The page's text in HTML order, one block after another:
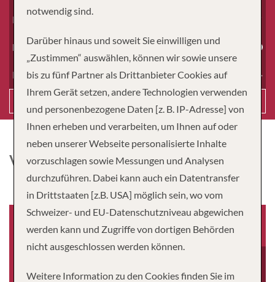
Kinder
Dauer
Reiseart
VENTURA
Baujahr
Besatzung
notwendig sind.
Darüber hinaus und soweit Sie einwilligen und
„Zustimmen“ auswählen, können wir sowie unsere
bis zu fünf Partner als Drittanbieter Cookies auf
Ihrem Gerät setzen, andere Technologien verwenden
und personenbezogene Daten [z. B. IP-Adresse] von
Ihnen erheben und verarbeiten, um Ihnen auf oder
neben unserer Webseite personalisierte Inhalte
vorzuschlagen sowie Messungen und Analysen
durchzuführen. Dabei kann auch ein Datentransfer
in Drittstaaten [z.B. USA] möglich sein, wo vom
Schweizer- und EU-Datenschutzniveau abgewichen
werden kann und Zugriffe von dortigen Behörden
nicht ausgeschlossen werden können.
Weitere Information zu den Cookies finden Sie im